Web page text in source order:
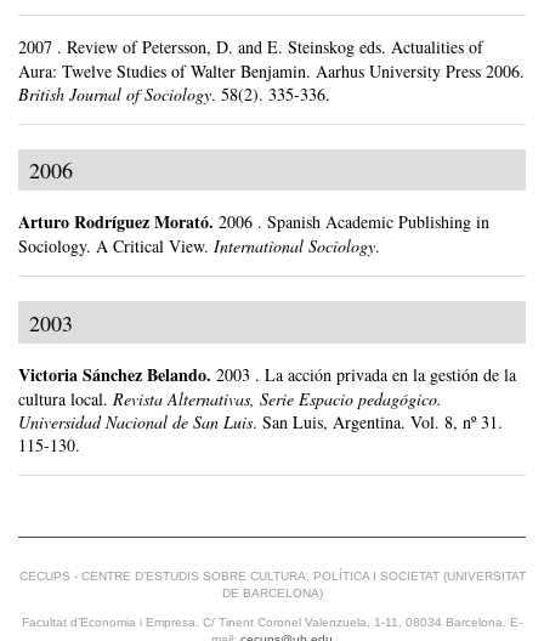
2007 . Review of Petersson, D. and E. Steinskog eds. Actualities of
Aura: Twelve Studies of Walter Benjamin. Aarhus University Press 2006.
British Journal of Sociology. 58(2). 335-336.
2006
Arturo Rodríguez Morató. 2006 . Spanish Academic Publishing in
Sociology. A Critical View. International Sociology.
2003
Victoria Sánchez Belando. 2003 . La acción privada en la gestión de la
cultura local. Revista Alternativas, Serie Espacio pedagógico.
Universidad Nacional de San Luis. San Luis, Argentina. Vol. 8, nº 31.
115-130.
CECUPS - CENTRE D’ESTUDIS SOBRE CULTURA, POLÍTICA I SOCIETAT (UNIVERSITAT
DE BARCELONA)
Facultat d’Economia i Empresa. C/ Tinent Coronel Valenzuela, 1-11, 08034 Barcelona. E-